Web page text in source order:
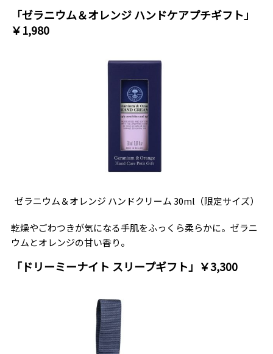
「ゼラニウム＆オレンジ ハンドケアプチギフト」
￥1,980
ゼラニウム＆オレンジ ハンドクリーム 30ml（限定サイズ）
乾燥やごわつきが気になる手肌をふっくら柔らかに。ゼラニ
ウムとオレンジの甘い香り。
「ドリーミーナイト スリープギフト」￥3,300